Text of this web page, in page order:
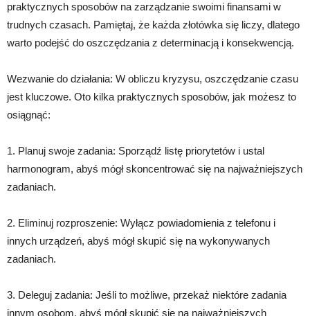
praktycznych sposobów na zarządzanie swoimi finansami w
trudnych czasach. Pamiętaj, że każda złotówka się liczy, dlatego
warto podejść do oszczędzania z determinacją i konsekwencją.
Wezwanie do działania: W obliczu kryzysu, oszczędzanie czasu
jest kluczowe. Oto kilka praktycznych sposobów, jak możesz to
osiągnąć:
1. Planuj swoje zadania: Sporządź listę priorytetów i ustal
harmonogram, abyś mógł skoncentrować się na najważniejszych
zadaniach.
2. Eliminuj rozproszenie: Wyłącz powiadomienia z telefonu i
innych urządzeń, abyś mógł skupić się na wykonywanych
zadaniach.
3. Deleguj zadania: Jeśli to możliwe, przekaż niektóre zadania
innym osobom, abyś mógł skupić się na najważniejszych